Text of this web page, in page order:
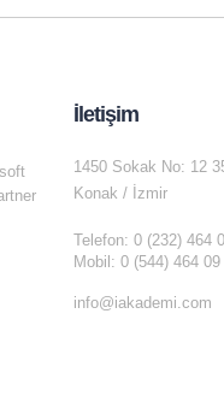
İletişim
1450 Sokak No: 12
Konak / İzmir
Telefon: 0 (232) 464
Mobil: 0 (544) 464 09
info@iakademi.com